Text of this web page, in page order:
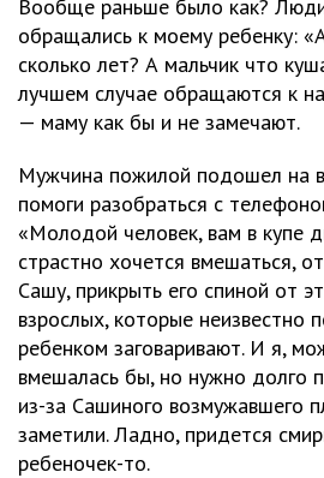
Вообще раньше было как?
обращались к моему ребенку:
сколько лет? А мальчик что
лучшем случае обращаются к
— маму как бы и не замечают.
Мужчина пожилой подошел на
помоги разобраться с
«Молодой человек, вам в купе
страстно хочется вмешаться,
Сашу, прикрыть его спиной от
взрослых, которые неизвестно
ребенком заговаривают. И я,
вмешалась бы, но нужно долго
из-за Сашиного возмужавшего
заметили. Ладно, придется
ребеночек-то.